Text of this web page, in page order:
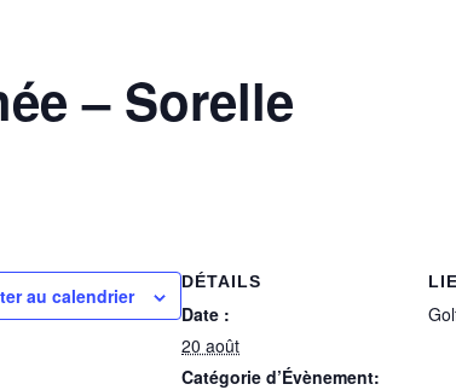
– Sorelle
au calendrier
DÉTAILS
Date :
20 août
Catégorie d’Évènement: